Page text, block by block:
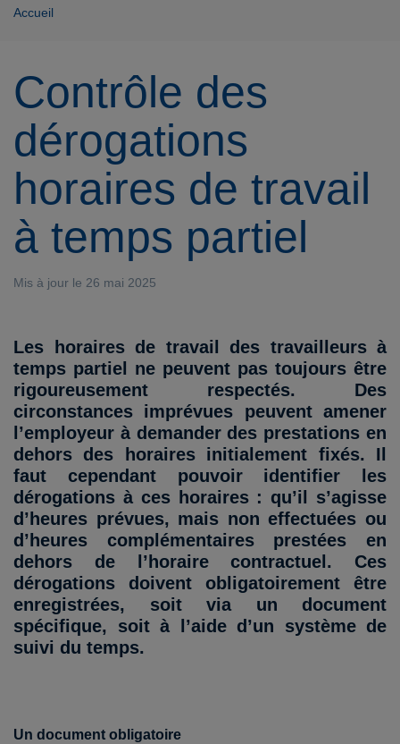
Accueil
Contrôle des
dérogations
horaires de travail
à temps partiel
Mis à jour le 26 mai 2025
Les horaires de travail des travailleurs à
temps partiel ne peuvent pas toujours être
rigoureusement respectés. Des
circonstances imprévues peuvent amener
l’employeur à demander des prestations en
dehors des horaires initialement fixés. Il
faut cependant pouvoir identifier les
dérogations à ces horaires : qu’il s’agisse
d’heures prévues, mais non effectuées ou
d’heures complémentaires prestées en
dehors de l’horaire contractuel. Ces
dérogations doivent obligatoirement être
enregistrées, soit via un document
spécifique, soit à l’aide d’un système de
suivi du temps.
Un document obligatoire